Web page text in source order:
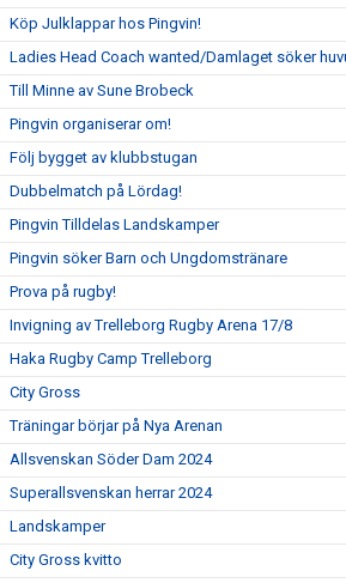
Köp Julklappar hos Pingvin!
Ladies Head Coach wanted/Damlaget söker
Till Minne av Sune Brobeck
Pingvin organiserar om!
Följ bygget av klubbstugan
Dubbelmatch på Lördag!
Pingvin Tilldelas Landskamper
Pingvin söker Barn och Ungdomstränare
Prova på rugby!
Invigning av Trelleborg Rugby Arena 17/8
Haka Rugby Camp Trelleborg
City Gross
Träningar börjar på Nya Arenan
Allsvenskan Söder Dam 2024
Superallsvenskan herrar 2024
Landskamper
City Gross kvitto